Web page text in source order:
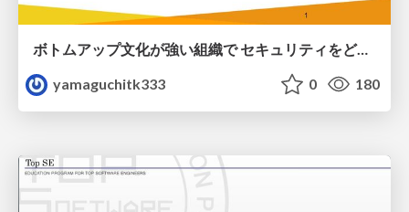
ボトムアップ文化が強い組織で セキュリティをどう根付かせていくかの現在進行形の話 / Making Security Stick in a Bottom-Up Organization
yamaguchitk333
0 180